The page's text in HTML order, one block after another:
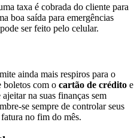
taxa é cobrada do cliente para
boa saída para emergências
ser feito pelo celular.
ainda mais respiros para o
boletos com o cartão de crédito e
na suas finanças sem
se sempre de controlar seus
no fim do mês.